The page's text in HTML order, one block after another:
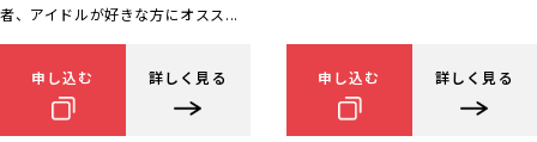
者、アイドルが好きな方にオスス...
申し込む 詳しく見る 申し込む 詳しく見る